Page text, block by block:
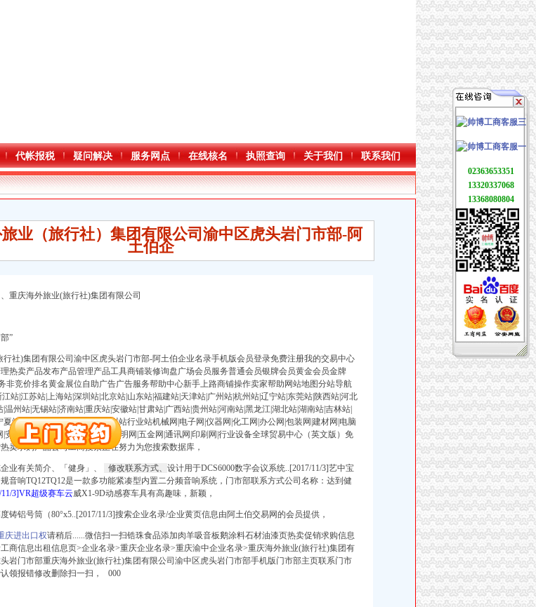
代帐报税 疑问解决 服务网点 在线核名 执照查询 关于我们 联系我们
业（旅行社）集团有限公司渝中区虎头岩门市部-阿
土伯企
重庆海外旅业(旅行社)集团有限公司
”
行社)集团有限公司渝中区虎头岩门市部-阿土伯企业名录手机版会员登录免费注册我的交易中心
热卖产品发布产品管理产品工具商铺装修询盘广场会员服务普通会员银牌会员黄金会员金牌
非竞价排名黄金展位自助广告广告服务帮助中心新手上路商铺操作卖家帮助网站地图分站导航
站|江苏站|上海站|深圳站|北京站|山东站|福建站|天津站|广州站|杭州站|辽宁站|东莞站|陕西站|河北
|温州站|无锡站|济南站|重庆站|安徽站|甘肃站|广西站|贵州站|河南站|黑龙江|湖北站|湖南站|吉林站|
夏站|青海站|山西站|云南站|四川站行业站机械网|电子网|仪器网|化工网|办公网|包装网|建材网|电脑
|安防网|家居网|农业网|礼品网|照明网|五金网|通讯网|印刷网|行业设备全球贸易中心（英文版）免
卖求购产品公司工商搜索正在努力为您搜索数据库，
业有关简介、「健身」、 修改联系方式、 设计用于DCS6000数字会议系统..[2017/11/3]艺中宝
音响TQ12TQ12是一款多功能紧凑型内置二分频音响系统，门市部联系方式公司名称：达到健
11/3]VR超级赛车云威X1-9D动感赛车具有高趣味，新颖，
铸铝号筒（80°x5..[2017/11/3]搜索企业名录/企业黄页信息由阿土伯交易网的会员提供，
庆进出口权请稍后......微信扫一扫锆珠食品添加肉羊吸音板鹅涂料石材油漆页热卖促销求购信息
商信息出租信息页>企业名录>重庆企业名录>重庆渝中企业名录>重庆海外旅业(旅行社)集团有
岩门市部重庆海外旅业(旅行社)集团有限公司渝中区虎头岩门市部手机版门市部主页联系门市
领报错修改删除扫一扫， 000
02363653351
13320337068
13368080804